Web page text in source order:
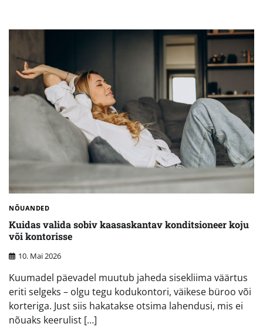
NÕUANDED
Kuidas valida sobiv kaasaskantav konditsioneer koju
või kontorisse
10. Mai 2026
Kuumadel päevadel muutub jaheda sisekliima väärtus
eriti selgeks – olgu tegu kodukontori, väikese büroo või
korteriga. Just siis hakatakse otsima lahendusi, mis ei
nõuaks keerulist […]